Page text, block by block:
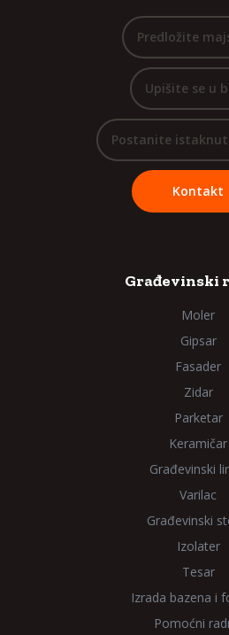
Predložite
Upišite se u
Postanite
Kontakt
Građevinski
Moler
Gipsar
Fasader
Zidar
Parketar
Keramičar
Građevinski
Varilac
Građevinski
Izolater
Tesar
Izrada bazena i
Pomoćni